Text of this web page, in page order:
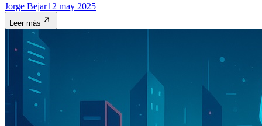
Jorge Bejar12 may 2025
Leer más